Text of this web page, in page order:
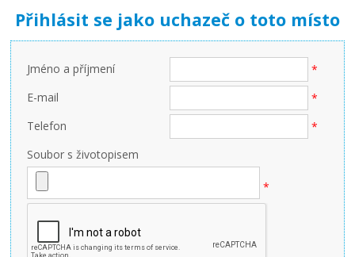
Přihlásit se jako uchazeč o toto místo
Jméno a příjmení
*
E-mail
*
Telefon
*
Soubor s životopisem
*